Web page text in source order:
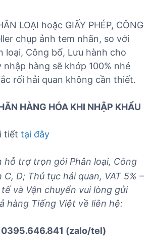
LOẠI hoặc GIẤY PHÉP, CÔNG
chụp ảnh tem nhãn, so với
loại, Công bố, Lưu hành cho
nhập hàng sẽ khớp 100% nhé
rối hải quan không cần thiết.
HÀNG HÓA KHI NHẬP KHẨU
tiết tại đây
hỗ trợ trọn gói Phân loại, Công
D; Thủ tục hải quan, VAT 5% –
tế và Vận chuyển vui lòng gửi
hàng Tiếng Việt về liên hệ:
0395.646.841 (zalo/tel)